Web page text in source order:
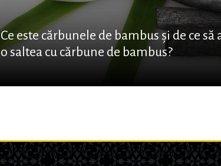
Ce este cărbunele de bambus și de ce să
o saltea cu cărbune de bambus?